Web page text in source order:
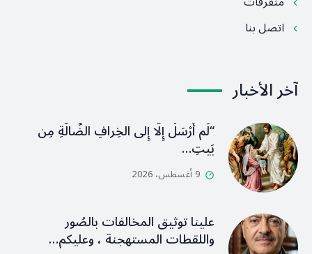
اتصل بنا
آخر الأخبار
“لَم أُرْسَلْ إِلَّا إِلى الخِرافِ الضَّالَّةِ مِن
بَيتِ…
9 أغسطس، 2026
علينا توثيق المخالفات بالصُور
واللقطات المستهجنة ، وعليكم…